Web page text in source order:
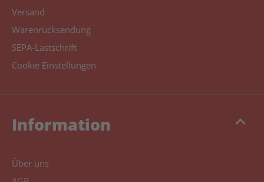
Versand
Warenrücksendung
SEPA-Lastschrift
Cookie Einstellungen
keyboard_arrow_up
Information
Über uns